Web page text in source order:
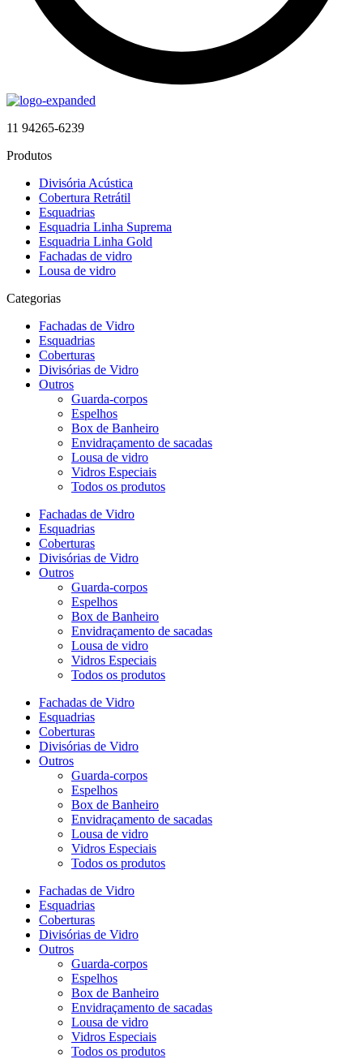
11 94265-6239
Produtos
Divisória Acústica
Cobertura Retrátil
Esquadrias
Esquadria Linha Suprema
Esquadria Linha Gold
Fachadas de vidro
Lousa de vidro
Categorias
Fachadas de Vidro
Esquadrias
Coberturas
Divisórias de Vidro
Outros
Guarda-corpos
Espelhos
Box de Banheiro
Envidraçamento de sacadas
Lousa de vidro
Vidros Especiais
Todos os produtos
Fachadas de Vidro
Esquadrias
Coberturas
Divisórias de Vidro
Outros
Guarda-corpos
Espelhos
Box de Banheiro
Envidraçamento de sacadas
Lousa de vidro
Vidros Especiais
Todos os produtos
Fachadas de Vidro
Esquadrias
Coberturas
Divisórias de Vidro
Outros
Guarda-corpos
Espelhos
Box de Banheiro
Envidraçamento de sacadas
Lousa de vidro
Vidros Especiais
Todos os produtos
Fachadas de Vidro
Esquadrias
Coberturas
Divisórias de Vidro
Outros
Guarda-corpos
Espelhos
Box de Banheiro
Envidraçamento de sacadas
Lousa de vidro
Vidros Especiais
Todos os produtos